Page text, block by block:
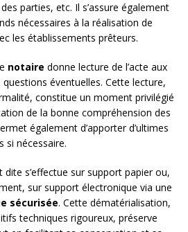
parties, etc. Il s’assure également
nécessaires à la réalisation de
les établissements prêteurs.
notaire donne lecture de l’acte aux
éventuelles. Cette lecture,
constitue un moment privilégié
de la bonne compréhension des
également d’apporter d’ultimes
si nécessaire.
s’effectue sur support papier ou,
sur support électronique via une
sécurisée. Cette dématérialisation,
techniques rigoureux, préserve